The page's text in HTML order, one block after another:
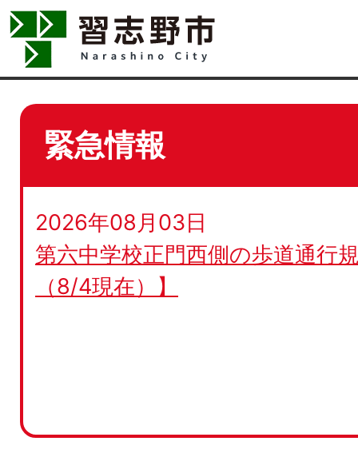
緊急情報
2026年08月03日
第六中学校正門西側の歩道通行
（8/4現在）】